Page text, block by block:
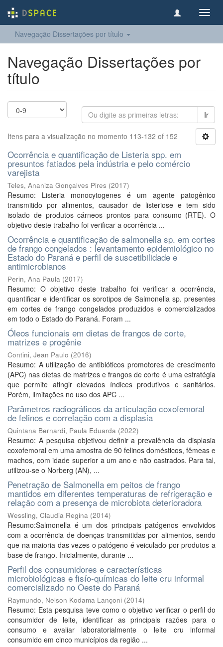
Navegação Dissertações por título
Navegação Dissertações por
título
Ir
Itens para a visualização no momento 113-132 of 152
Ocorrência e quantificação de Listeria spp. em
presuntos fatiados pela indústria e pelo comércio
varejista
Teles, Ananiza Gonçalves Pires (2017)
Resumo: Listeria monocytogenes é um agente patogênico
transmitido por alimentos, causador de listeriose e tem sido
isolado de produtos cárneos prontos para consumo (RTE). O
objetivo deste trabalho foi verificar a ocorrência ...
Ocorrência e quantificação de salmonella sp. em cortes
de frango congelados : levantamento epidemiológico no
Estado do Paraná e perfil de suscetibilidade e
antimicrobianos
Perin, Ana Paula (2017)
Resumo: O objetivo deste trabalho foi verificar a ocorrência,
quantificar e identificar os sorotipos de Salmonella sp. presentes
em cortes de frango congelados produzidos e comercializados
em todo o Estado do Paraná. Foram ...
Óleos funcionais em dietas de frangos de corte,
matrizes e progênie
Contini, Jean Paulo (2016)
Resumo: A utilização de antibióticos promotores de crescimento
(APC) nas dietas de matrizes e frangos de corte é uma estratégia
que permite atingir elevados índices produtivos e sanitários.
Porém, limitações no uso dos APC ...
Parâmetros radiográficos da articulação coxofemoral
de felinos e correlação com a displasia
Quintana Bernardi, Paula Eduarda (2022)
Resumo: A pesquisa objetivou definir a prevalência da displasia
coxofemoral em uma amostra de 90 felinos domésticos, fêmeas e
machos, com idade superior a um ano e não castrados. Para tal,
utilizou-se o Norberg (AN), ...
Penetração de Salmonella em peitos de frango
mantidos em diferentes temperaturas de refrigeração e
relação com a presença de microbiota deterioradora
Wessling, Claudia Regina (2014)
Resumo:Salmonella é um dos principais patógenos envolvidos
com a ocorrência de doenças transmitidas por alimentos, sendo
que na maioria das vezes o patógeno é veiculado por produtos a
base de frango. Inicialmente, durante ...
Perfil dos consumidores e características
microbiológicas e fisío-químicas do leite cru informal
comercializado no Oeste do Paraná
Raymundo, Nelson Kodama Lançoni (2014)
Resumo: Esta pesquisa teve como o objetivo verificar o perfil do
consumidor de leite, identificar as principais razões para o
consumo e avaliar laboratorialmente o leite cru informal
consumido em cinco municípios da região ...